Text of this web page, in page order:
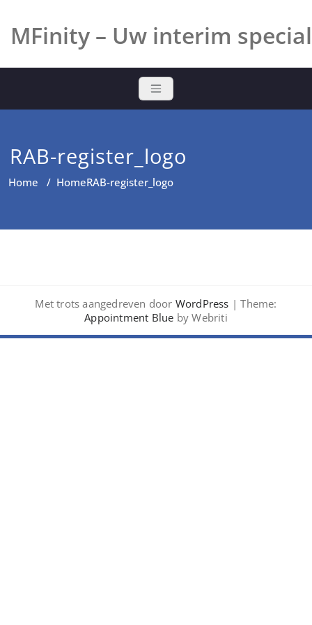
naarMFinity – Uw interim
RAB-register_logo
Home / HomeRAB-register_logo
Met trots aangedreven door WordPress | Theme:
Appointment Blue by Webriti